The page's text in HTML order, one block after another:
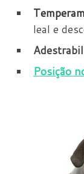
leal e
Posição